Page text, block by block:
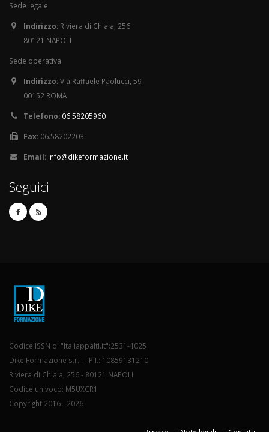
Sede legale
Indirizzo: Riviera di Chiaia, 256
80121 NAPOLI
Sede operativa
Indirizzo:Via Raffaele Paolucci, 59
00152 ROMA
Telefono: 06.58205960
Fax: 06.58202203
Email: info@dikeformazione.it
Seguici
Codice ISSN di "Italiappalti.it":2531-4025
Dike Formazione s.r.l. - P.I.: 10859131210
Riviera di Chiaia, 256 - 80121 NAPOLI
Codice univoco: M5UXCR1
Copyright 2016 - 2026